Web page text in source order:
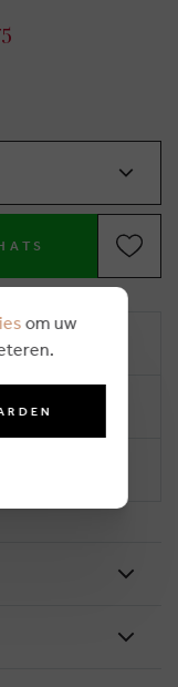
ouvrables)
om uw